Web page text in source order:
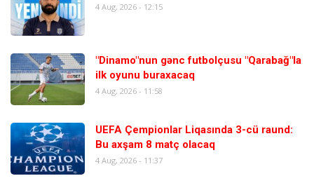
4 Aug, 2026 - 12:15
"Dinamo"nun gənc futbolçusu "Qarabağ"la
ilk oyunu buraxacaq
4 Aug, 2026 - 11:58
UEFA Çempionlar Liqasında 3-cü raund:
Bu axşam 8 matç olacaq
4 Aug, 2026 - 11:37